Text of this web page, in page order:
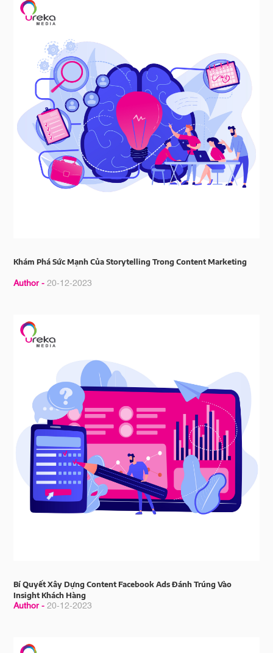
Khám Phá Sức Mạnh Của Storytelling Trong Content Marketing
Author -20-12-2023
Bí Quyết Xây Dựng Content Facebook Ads Đánh Trúng Vào
Insight Khách Hàng
Author -20-12-2023